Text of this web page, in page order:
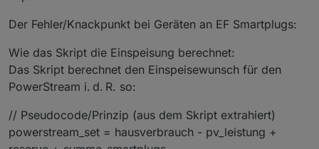
betreibe). Dann gehe ich aufs Laufband, welches an
dass ich z.B. 1kW überschuss habe, fängt der SP an den
ins Netz.
läd aus der Batterie, wenn die Smartplugs im Skript
Weiß jmd. Rat?
Der Fehler/Knackpunkt bei Geräten an EF Smartplugs:
Wie das Skript die Einspeisung berechnet:
Das Skript berechnet den Einspeisewunsch für den
PowerStream i. d. R. so:
// Pseudocode/Prinzip (aus dem Skript extrahiert)
powerstream_set = hausverbrauch - pv_leistung +